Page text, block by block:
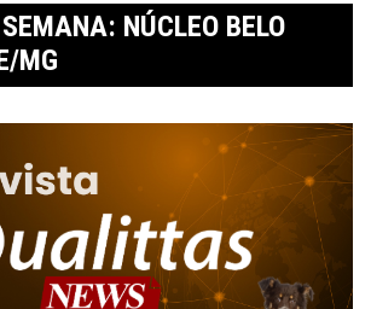
NÚCLEO BELO
MG